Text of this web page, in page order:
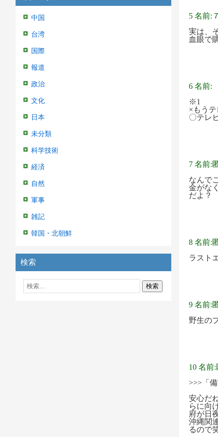
中国
台湾
国際
報道
政治
文化
日本
未分類
科学技術
経済
自然
軍事
雑記
韓国・北朝鮮
検索
5 名前:
実は、
血眼で
6 名
※1
×もう
〇テレ
7 名前:
なんで
金がな
だよ？
8 名前:
ラスト
9 名前:
野生の
10 名前
>>>「
安心だ
らに向
府が日
沖縄関
るので